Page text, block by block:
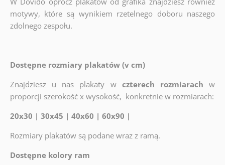
motywy, które są wynikiem rzetelnego doboru naszego
zdolnego zespołu.
Dostępne rozmiary plakatów (v cm)
Znajdziesz u nas plakaty w czterech rozmiarach
w
proporcji szerokość x wysokość, konkretnie w rozmiarach:
20x30 | 30x45 | 40x60 | 60x90 |
Rozmiary plakatów są podane wraz z ramą.
Dostępne kolory ram